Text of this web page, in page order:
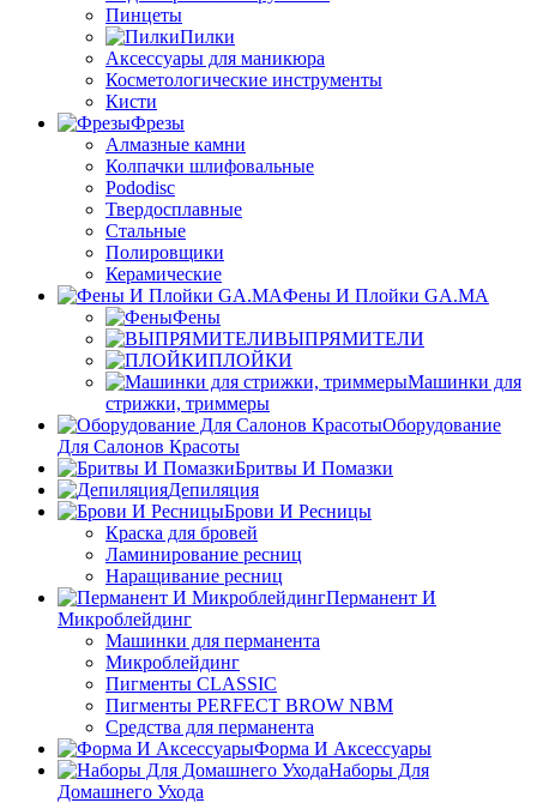
Пинцеты
Пилки
Аксессуары для маникюра
Косметологические инструменты
Кисти
Фрезы
Алмазные камни
Колпачки шлифовальные
Pododisc
Твердосплавные
Стальные
Полировщики
Керамические
Фены И Плойки GA.MA
Фены
ВЫПРЯМИТЕЛИ
ПЛОЙКИ
Машинки для
стрижки, триммеры
Оборудование
Для Салонов Красоты
Бритвы И Помазки
Депиляция
Брови И Ресницы
Краска для бровей
Ламинирование ресниц
Наращивание ресниц
Перманент И
Микроблейдинг
Машинки для перманента
Микроблейдинг
Пигменты CLASSIC
Пигменты PERFECT BROW NBM
Средства для перманента
Форма И Аксессуары
Наборы Для
Домашнего Ухода